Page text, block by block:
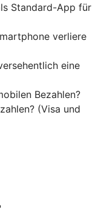
Standard-App für
verliere
eine
Bezahlen?
(Visa und